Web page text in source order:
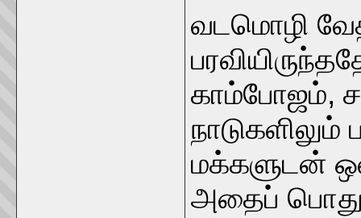
வடமொழி
காம்போஜம்,
நாடுகளிலும்
மக்களுடன்
அதைப்